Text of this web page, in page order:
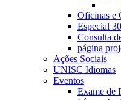
Oficinas e
Especial
Consulta
página
Ações Sociais
UNISC Idiomas
Eventos
Exame de